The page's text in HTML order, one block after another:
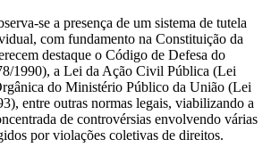
se a presença de um sistema de tutela
com fundamento na Constituição da
destaque o Código de Defesa do
1990), a Lei da Ação Civil Pública (Lei
do Ministério Público da União (Lei
entre outras normas legais, viabilizando a
de controvérsias envolvendo várias
por violações coletivas de direitos.